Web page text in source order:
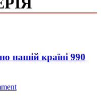
нашій країні 990